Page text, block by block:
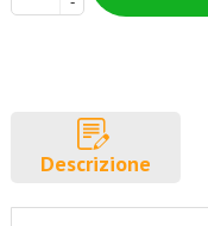
Descrizione